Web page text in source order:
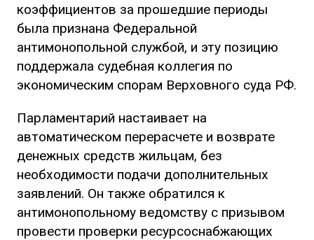
коэффициентов за прошедшие периоды
была признана Федеральной
антимонопольной службой, и эту позицию
поддержала судебная коллегия по
экономическим спорам Верховного суда РФ.
Парламентарий настаивает на
автоматическом перерасчете и возврате
денежных средств жильцам, без
необходимости подачи дополнительных
заявлений. Он также обратился к
антимонопольному ведомству с призывом
провести проверки ресурсоснабжающих